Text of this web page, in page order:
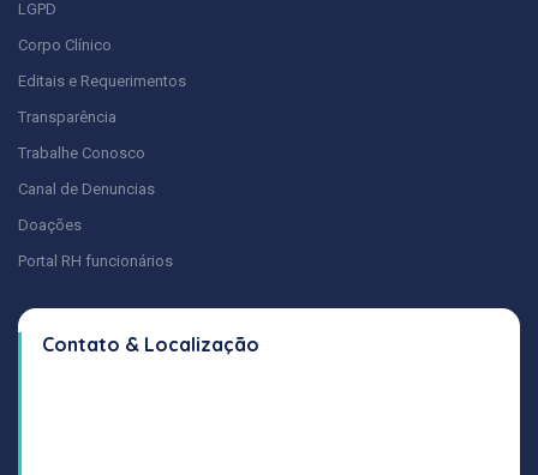
LGPD
Corpo Clínico
Editais e Requerimentos
Transparência
Trabalhe Conosco
Canal de Denuncias
Doações
Portal RH funcionários
Contato & Localização